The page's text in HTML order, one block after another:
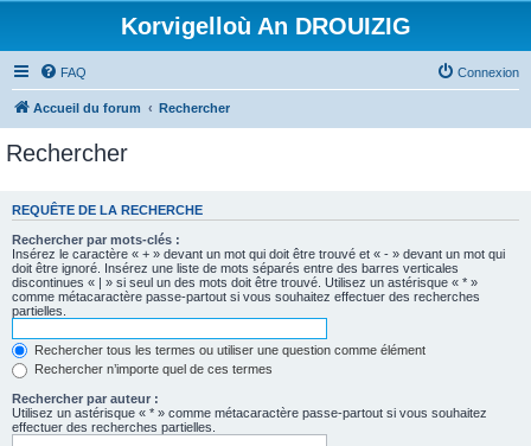
Korvigelloù An DROUIZIG
FAQ Connexion
Accueil du forum Rechercher
Rechercher
REQUÊTE DE LA RECHERCHE
Rechercher par mots-clés :
Insérez le caractère « + » devant un mot qui doit être trouvé et « - » devant un mot qui
doit être ignoré. Insérez une liste de mots séparés entre des barres verticales
discontinues « | » si seul un des mots doit être trouvé. Utilisez un astérisque « * »
comme métacaractère passe-partout si vous souhaitez effectuer des recherches
partielles.
Rechercher tous les termes ou utiliser une question comme élément
Rechercher n’importe quel de ces termes
Rechercher par auteur :
Utilisez un astérisque « * » comme métacaractère passe-partout si vous souhaitez
effectuer des recherches partielles.